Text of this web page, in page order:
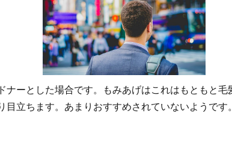
ナーとした場合です。もみあげはこれはもともと毛
目立ちます。あまりおすすめされていないようです。